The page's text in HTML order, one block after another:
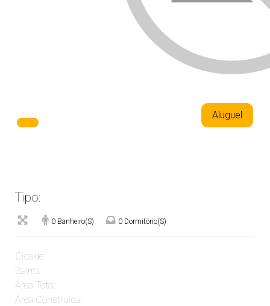
Aluguel
Tipo:
0 Banheiro(s) 0 Dormitório(s)
Cidade:
Bairro:
Área Total:
Área Construida: